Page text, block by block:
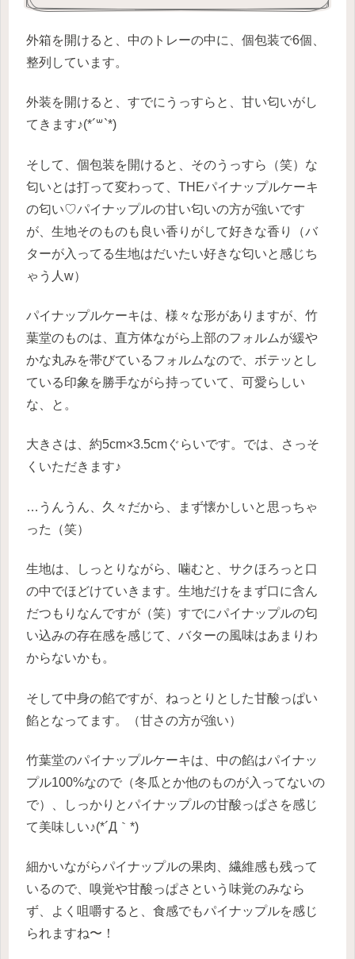
外箱を開けると、中のトレーの中に、個包装で6個、
整列しています。
外装を開けると、すでにうっすらと、甘い匂いがし
てきます♪(*´꒳`*)
そして、個包装を開けると、そのうっすら（笑）な
匂いとは打って変わって、THEパイナップルケーキ
の匂い♡パイナップルの甘い匂いの方が強いです
が、生地そのものも良い香りがして好きな香り（バ
ターが入ってる生地はだいたい好きな匂いと感じち
ゃう人w）
パイナップルケーキは、様々な形がありますが、竹
葉堂のものは、直方体ながら上部のフォルムが緩や
かな丸みを帯びているフォルムなので、ボテッとし
ている印象を勝手ながら持っていて、可愛らしい
な、と。
大きさは、約5cm×3.5cmぐらいです。では、さっそ
くいただきます♪
…うんうん、久々だから、まず懐かしいと思っちゃ
った（笑）
生地は、しっとりながら、噛むと、サクほろっと口
の中でほどけていきます。生地だけをまず口に含ん
だつもりなんですが（笑）すでにパイナップルの匂
い込みの存在感を感じて、バターの風味はあまりわ
からないかも。
そして中身の餡ですが、ねっとりとした甘酸っぱい
餡となってます。（甘さの方が強い）
竹葉堂のパイナップルケーキは、中の餡はパイナッ
プル100%なので（冬瓜とか他のものが入ってないの
で）、しっかりとパイナップルの甘酸っぱさを感じ
て美味しい♪(*´Д｀*)
細かいながらパイナップルの果肉、繊維感も残って
いるので、嗅覚や甘酸っぱさという味覚のみなら
ず、よく咀嚼すると、食感でもパイナップルを感じ
られますね〜！